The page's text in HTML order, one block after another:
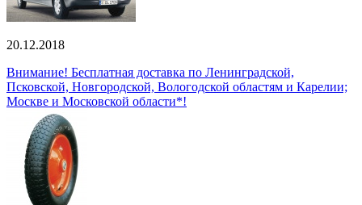
20.12.2018
Внимание! Бесплатная доставка по Ленинградской,
Псковской, Новгородской, Вологодской областям и Карелии;
Москве и Московской области*!